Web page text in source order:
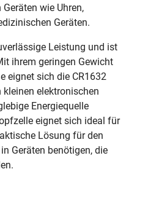
wie Uhren,
Geräten.
Leistung und ist
ihrem geringen Gewicht
eignet sich die CR1632
elektronischen
Energiequelle
eignet sich ideal für
Lösung für den
Geräten benötigen, die